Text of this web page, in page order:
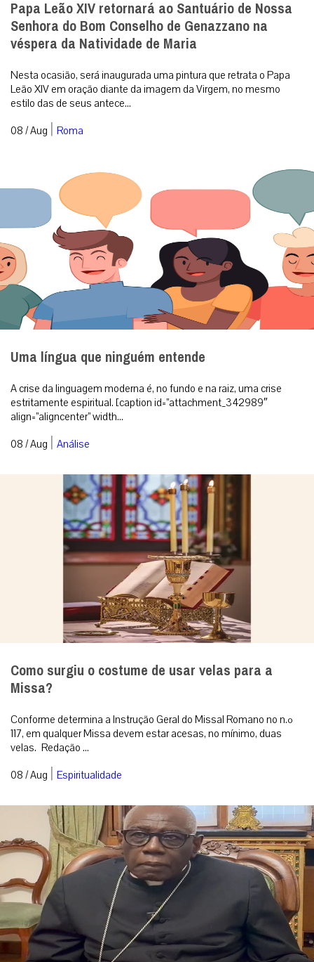
Papa Leão XIV retornará ao Santuário de Nossa
Senhora do Bom Conselho de Genazzano na
véspera da Natividade de Maria
Nesta ocasião, será inaugurada uma pintura que retrata o Papa
Leão XIV em oração diante da imagem da Virgem, no mesmo
estilo das de seus antece...
08 / Aug | Roma
Uma língua que ninguém entende
A crise da linguagem moderna é, no fundo e na raiz, uma crise
estritamente espiritual. [caption id=”attachment_342989″
align=”aligncenter” width...
08 / Aug | Análise
Como surgiu o costume de usar velas para a
Missa?
Conforme determina a Instrução Geral do Missal Romano no n.º
117, em qualquer Missa devem estar acesas, no mínimo, duas
velas. Redação ...
08 / Aug | Espiritualidade